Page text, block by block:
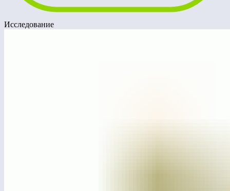
Исследование